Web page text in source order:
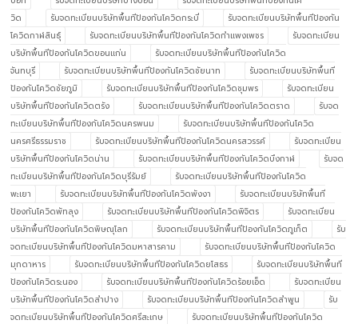
วิด
รับจดทะเบียนบริษัทพื้นทีป้องกันโควิดกระบี่
รับจดทะเบียนบริษัทพื้นทีป้องกัน
โควิดกาฬสินธุ์
รับจดทะเบียนบริษัทพื้นทีป้องกันโควิดกำแพงเพชร
รับจดทะเบียน
บริษัทพื้นทีป้องกันโควิดขอนแก่น
รับจดทะเบียนบริษัทพื้นทีป้องกันโควิด
จันทบุรี
รับจดทะเบียนบริษัทพื้นทีป้องกันโควิดชัยนาท
รับจดทะเบียนบริษัทพื้นที
ป้องกันโควิดชัยภูมิ
รับจดทะเบียนบริษัทพื้นทีป้องกันโควิดชุมพร
รับจดทะเบียน
บริษัทพื้นทีป้องกันโควิดตรัง
รับจดทะเบียนบริษัทพื้นทีป้องกันโควิดตราด
รับจด
ทะเบียนบริษัทพื้นทีป้องกันโควิดนครพนม
รับจดทะเบียนบริษัทพื้นทีป้องกันโควิด
นครศรีธรรมราช
รับจดทะเบียนบริษัทพื้นทีป้องกันโควิดนครสวรรค์
รับจดทะเบียน
บริษัทพื้นทีป้องกันโควิดน่าน
รับจดทะเบียนบริษัทพื้นทีป้องกันโควิดบึงกาฬ
รับจด
ทะเบียนบริษัทพื้นทีป้องกันโควิดบุรีรัมย์
รับจดทะเบียนบริษัทพื้นทีป้องกันโควิด
พะเยา
รับจดทะเบียนบริษัทพื้นทีป้องกันโควิดพังงา
รับจดทะเบียนบริษัทพื้นที
ป้องกันโควิดพัทลุง
รับจดทะเบียนบริษัทพื้นทีป้องกันโควิดพิจิตร
รับจดทะเบียน
บริษัทพื้นทีป้องกันโควิดพิษณุโลก
รับจดทะเบียนบริษัทพื้นทีป้องกันโควิดภูเก็ต
รับ
จดทะเบียนบริษัทพื้นทีป้องกันโควิดมหาสารคาม
รับจดทะเบียนบริษัทพื้นทีป้องกันโควิด
มุกดาหาร
รับจดทะเบียนบริษัทพื้นทีป้องกันโควิดยโสธร
รับจดทะเบียนบริษัทพื้นที
ป้องกันโควิดระนอง
รับจดทะเบียนบริษัทพื้นทีป้องกันโควิดร้อยเอ็ด
รับจดทะเบียน
บริษัทพื้นทีป้องกันโควิดลำปาง
รับจดทะเบียนบริษัทพื้นทีป้องกันโควิดลำพูน
รับ
จดทะเบียนบริษัทพื้นทีป้องกันโควิดศรีสะเกษ
รับจดทะเบียนบริษัทพื้นทีป้องกันโควิด